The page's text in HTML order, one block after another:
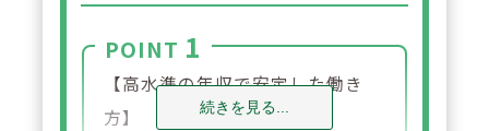
POINT 1
【高水準の年収で安定した働き
方】
続きを見る...